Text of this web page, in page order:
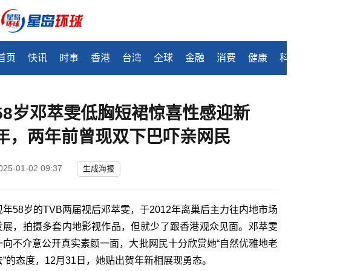
页 快讯 时事 香港 台湾 全球 金融 消费 健康 科技
岁邓萃雯低胸短裙惊喜性感迎新
，两年前曾现双下巴吓亲网民
01-02 09:37 生成海报
年58岁的TVB两届视后邓萃雯，于2012年离巢后主力往内地市场
展，拍摄多套内地影视作品，但就少了跟香港观众见面。邓萃雯
向不介意公开真实素颜一面，大批网民十分欣赏她“自然优雅地老
”的态度，12月31日，她贴出贺年新相展现勇态。